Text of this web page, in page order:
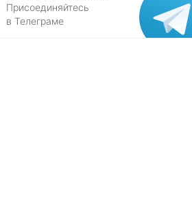
Присоединяйтесь
в Телеграме